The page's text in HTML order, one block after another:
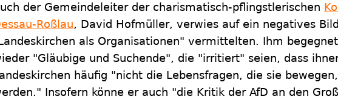
der Gemeindeleiter der charismatisch-pflingstlerischen
Roßlau, David Hofmüller, verwies auf ein negatives
als Organisationen" vermittelten. Ihm
"Gläubige und Suchende", die "irritiert" seien, dass
häufig "nicht die Lebensfragen, die sie
Insofern könne er auch "die Kritik der AfD an den